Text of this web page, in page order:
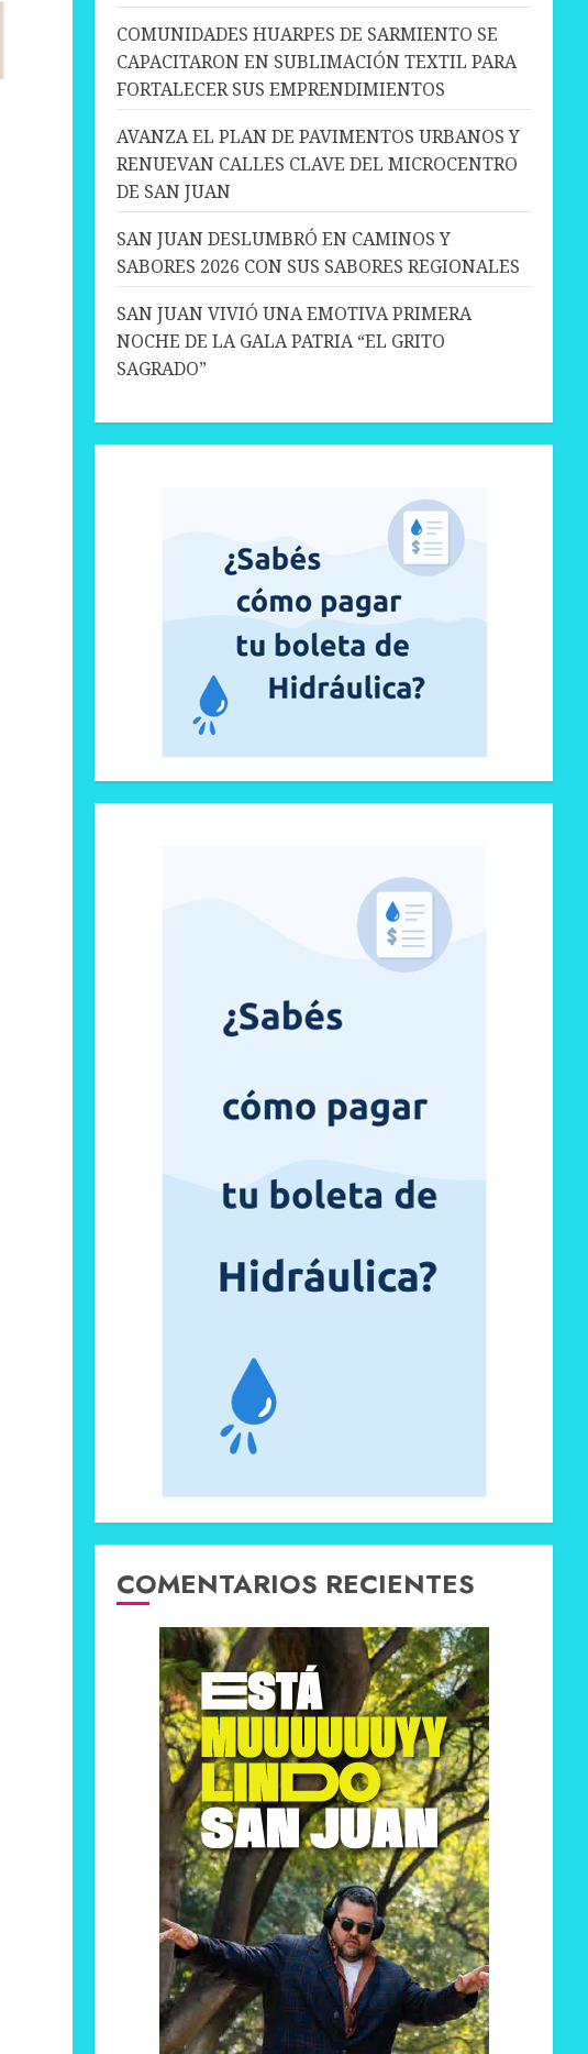
COMUNIDADES HUARPES DE SARMIENTO SE
CAPACITARON EN SUBLIMACIÓN TEXTIL PARA
FORTALECER SUS EMPRENDIMIENTOS
AVANZA EL PLAN DE PAVIMENTOS URBANOS Y
RENUEVAN CALLES CLAVE DEL MICROCENTRO
DE SAN JUAN
SAN JUAN DESLUMBRÓ EN CAMINOS Y
SABORES 2026 CON SUS SABORES REGIONALES
SAN JUAN VIVIÓ UNA EMOTIVA PRIMERA
NOCHE DE LA GALA PATRIA “EL GRITO
SAGRADO”
COMENTARIOS RECIENTES